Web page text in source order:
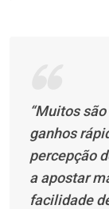
“Muitos
ganhos
percepção
a apostar
facilidade